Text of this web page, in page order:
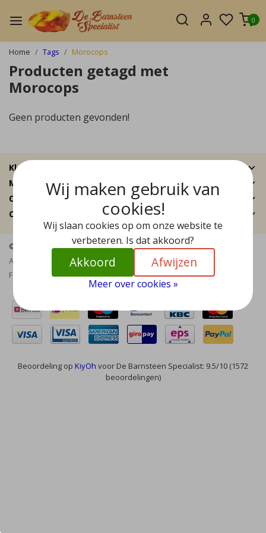
0
Home Tags Morocops
Producten getagd met
Morocops
Geen producten gevonden!
Klantenservice
Mijn account
Categorieën
Contactgegevens
© Copyright 2026 - De Barnsteen Specialist | RealisatieInStijl Media
Algemene voorwaarden|Disclaimer Privacy Policy|
Feed
Beoordeling op KiyOh voor De Barnsteen Specialist: 9.5/10 (1572
beoordelingen)
Wij maken gebruik van
cookies!
Wij slaan cookies op om onze website te
verbeteren. Is dat akkoord?
Akkoord Afwijzen
Meer over cookies »